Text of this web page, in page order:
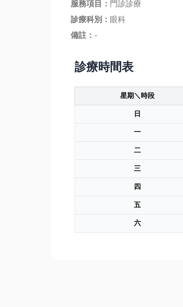
服務項目： 門診診療
診療科別： 眼科
備註： -
診療時間表
星期＼時段
日
一
二
三
四
五
六